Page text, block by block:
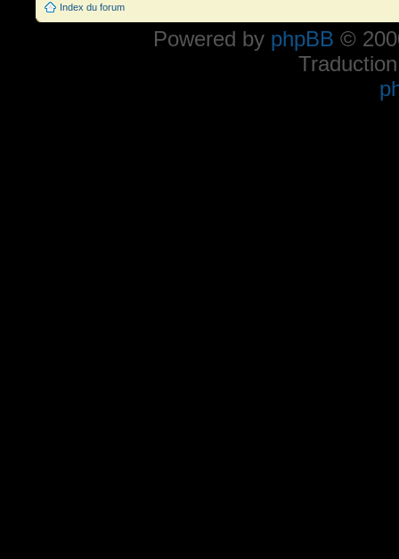
Index du forum
Powered by phpBB ©